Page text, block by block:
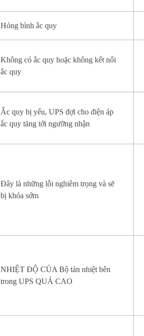
Hỏng bình ắc quy
Không có ắc quy hoặc không kết nối
ắc quy
Ắc quy bị yếu, UPS đợi cho điện áp
ắc quy tăng tới ngưỡng nhận
Đây là những lỗi nghiêm trọng và sẽ
bị khóa sớm
NHIỆT ĐỘ CỦA Bộ tản nhiệt bên
trong UPS QUÁ CAO